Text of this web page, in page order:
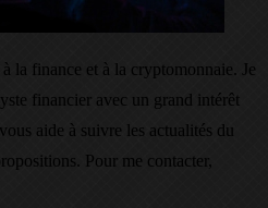
la finance et à la cryptomonnaie. Je
financier avec un grand intérêt
aide à suivre les actualités du
Pour me contacter,